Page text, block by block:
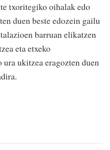
txoritegiko oihalak edo
duen beste edozein gailu
barruan elikatzen
eta etxeko
ukitzea eragozten duen